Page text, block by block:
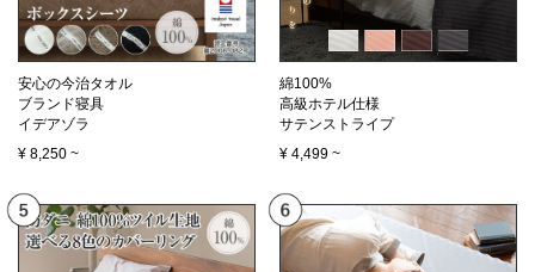
安心の今治タオル
ブランド寝具
イデアゾラ
¥ 8,250 ~
綿100%
高級ホテル仕様
サテンストライプ
¥ 4,499 ~